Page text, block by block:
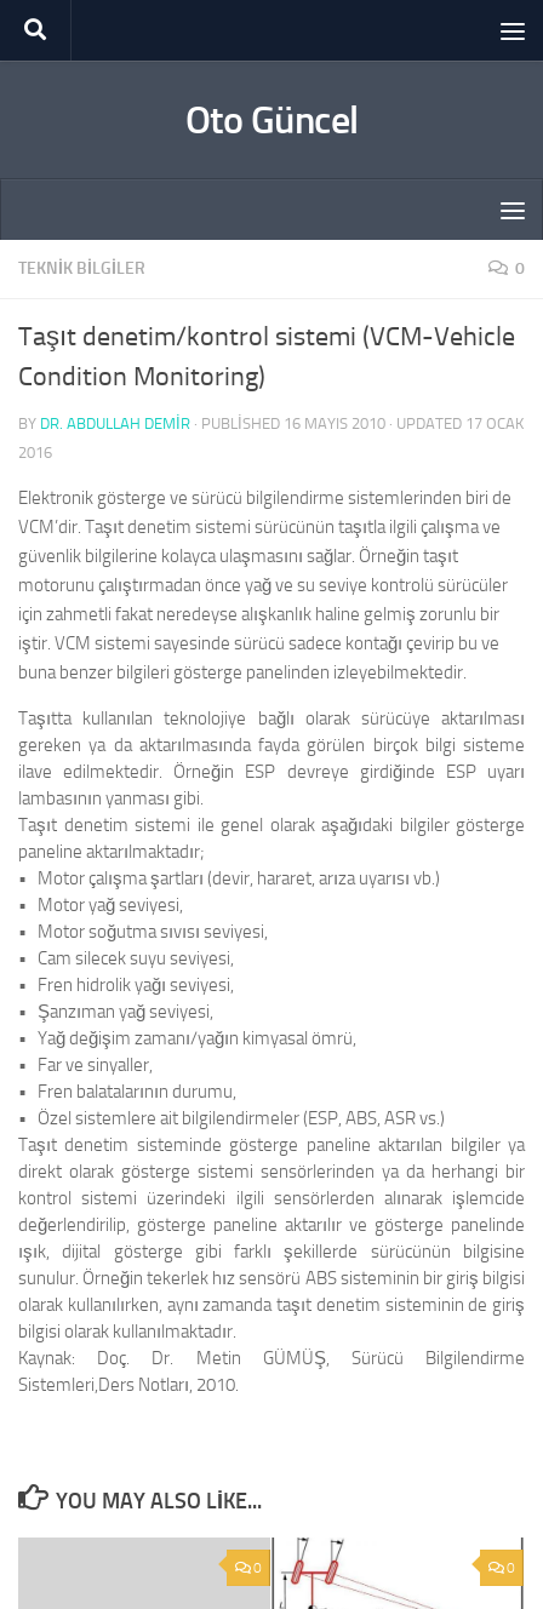
Skip to content
Oto Güncel
TEKNIK BILGILER 0
Taşıt denetim/kontrol sistemi (VCM-Vehicle
Condition Monitoring)
BY DR. ABDULLAH DEMİR · PUBLISHED 16 MAYIS 2010 · UPDATED 17 OCAK
2016
Elektronik gösterge ve sürücü bilgilendirme sistemlerinden biri de
VCM’dir. Taşıt denetim sistemi sürücünün taşıtla ilgili çalışma ve
güvenlik bilgilerine kolayca ulaşmasını sağlar. Örneğin taşıt
motorunu çalıştırmadan önce yağ ve su seviye kontrolü sürücüler
için zahmetli fakat neredeyse alışkanlık haline gelmiş zorunlu bir
iştir. VCM sistemi sayesinde sürücü sadece kontağı çevirip bu ve
buna benzer bilgileri gösterge panelinden izleyebilmektedir.
Taşıtta kullanılan teknolojiye bağlı olarak sürücüye aktarılması
gereken ya da aktarılmasında fayda görülen birçok bilgi sisteme
ilave edilmektedir. Örneğin ESP devreye girdiğinde ESP uyarı
lambasının yanması gibi.
Taşıt denetim sistemi ile genel olarak aşağıdaki bilgiler gösterge
paneline aktarılmaktadır;
• Motor çalışma şartları (devir, hararet, arıza uyarısı vb.)
• Motor yağ seviyesi,
• Motor soğutma sıvısı seviyesi,
• Cam silecek suyu seviyesi,
• Fren hidrolik yağı seviyesi,
• Şanzıman yağ seviyesi,
• Yağ değişim zamanı/yağın kimyasal ömrü,
• Far ve sinyaller,
• Fren balatalarının durumu,
• Özel sistemlere ait bilgilendirmeler (ESP, ABS, ASR vs.)
Taşıt denetim sisteminde gösterge paneline aktarılan bilgiler ya
direkt olarak gösterge sistemi sensörlerinden ya da herhangi bir
kontrol sistemi üzerindeki ilgili sensörlerden alınarak işlemcide
değerlendirilip, gösterge paneline aktarılır ve gösterge panelinde
ışık, dijital gösterge gibi farklı şekillerde sürücünün bilgisine
sunulur. Örneğin tekerlek hız sensörü ABS sisteminin bir giriş bilgisi
olarak kullanılırken, aynı zamanda taşıt denetim sisteminin de giriş
bilgisi olarak kullanılmaktadır.
Kaynak: Doç. Dr. Metin GÜMÜŞ, Sürücü Bilgilendirme
Sistemleri,Ders Notları, 2010.
YOU MAY ALSO LIKE...
0 0